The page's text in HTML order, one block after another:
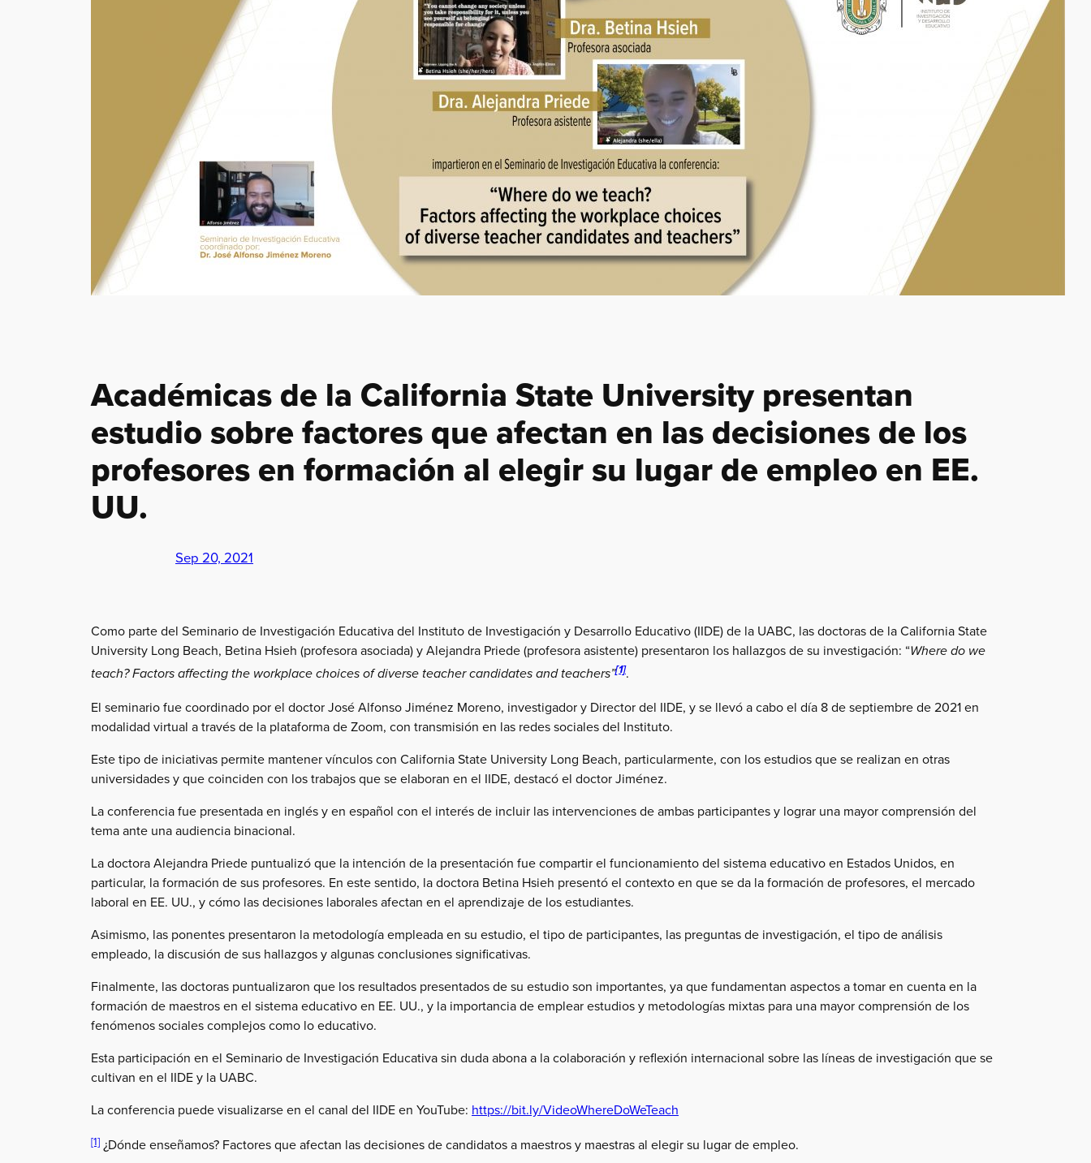
Académicas de la California State University presentan
estudio sobre factores que afectan en las decisiones de los
profesores en formación al elegir su lugar de empleo en EE.
UU.
Sep 20, 2021
Como parte del Seminario de Investigación Educativa del Instituto de Investigación y Desarrollo Educativo (IIDE) de la UABC, las doctoras de la California State
University Long Beach, Betina Hsieh (profesora asociada) y Alejandra Priede (profesora asistente) presentaron los hallazgos de su investigación: “Where do we
teach?Factors affecting the workplace choices of diverse teacher candidates and teachers”[1].
El seminario fue coordinado por el doctor José Alfonso Jiménez Moreno, investigador y Director del IIDE, y se llevó a cabo el día 8 de septiembre de 2021 en
modalidad virtual a través de la plataforma de Zoom, con transmisión en las redes sociales del Instituto.
Este tipo de iniciativas permite mantener vínculos con California State University Long Beach, particularmente, con los estudios que se realizan en otras
universidades y que coinciden con los trabajos que se elaboran en el IIDE, destacó el doctor Jiménez.
La conferencia fue presentada en inglés y en español con el interés de incluir las intervenciones de ambas participantes y lograr una mayor comprensión del
tema ante una audiencia binacional.
La doctora Alejandra Priede puntualizó que la intención de la presentación fue compartir el funcionamiento del sistema educativo en Estados Unidos, en
particular, la formación de sus profesores. En este sentido, la doctora Betina Hsieh presentó el contexto en que se da la formación de profesores, el mercado
laboral en EE. UU., y cómo las decisiones laborales afectan en el aprendizaje de los estudiantes.
Asimismo, las ponentes presentaron la metodología empleada en su estudio, el tipo de participantes, las preguntas de investigación, el tipo de análisis
empleado, la discusión de sus hallazgos y algunas conclusiones significativas.
Finalmente, las doctoras puntualizaron que los resultados presentados de su estudio son importantes, ya que fundamentan aspectos a tomar en cuenta en la
formación de maestros en el sistema educativo en EE. UU., y la importancia de emplear estudios y metodologías mixtas para una mayor comprensión de los
fenómenos sociales complejos como lo educativo.
Esta participación en el Seminario de Investigación Educativa sin duda abona a la colaboración y reflexión internacional sobre las líneas de investigación que se
cultivan en el IIDE y la UABC.
La conferencia puede visualizarse en el canal del IIDE en YouTube: https://bit.ly/VideoWhereDoWeTeach
[1] ¿Dónde enseñamos? Factores que afectan las decisiones de candidatos a maestros y maestras al elegir su lugar de empleo.